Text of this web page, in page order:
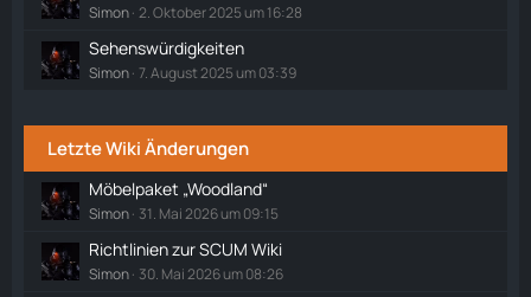
Simon 2. Oktober 2025 um 16:28
Sehenswürdigkeiten
Simon 7. August 2025 um 03:39
Letzte Wiki Änderungen
Möbelpaket „Woodland“
Simon 31. Mai 2026 um 09:15
Richtlinien zur SCUM Wiki
Simon 30. Mai 2026 um 08:26